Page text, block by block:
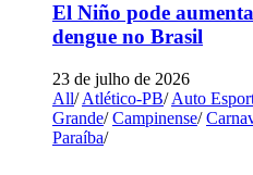
El Niño pode
dengue no Brasil
23 de julho de 2026
All/ Atlético-PB/ Auto
Grande/ Campinense/
Paraíba/